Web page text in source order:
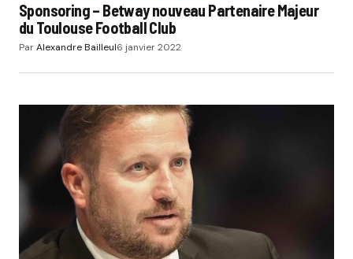
Sponsoring – Betway nouveau Partenaire Majeur
du Toulouse Football Club
ParAlexandre Bailleul6 janvier 2022